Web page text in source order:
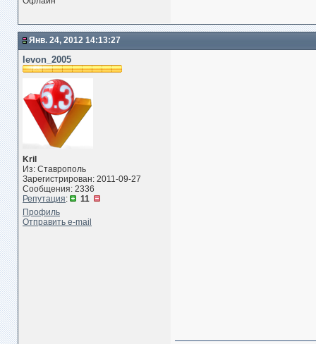
Янв. 24, 2012 14:13:27
levon_2005
Kril
Из: Ставрополь
Зарегистрирован: 2011-09-27
Сообщения: 2336
Репутация:
11
Профиль
Отправить e-mail